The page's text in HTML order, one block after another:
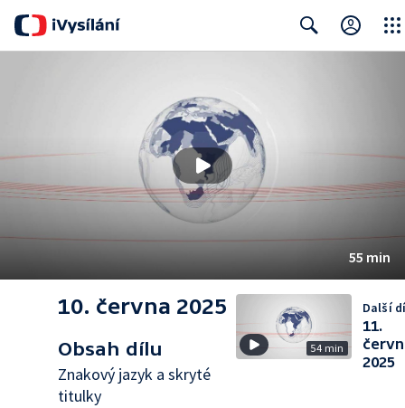
55 min
10. června 2025
Obsah dílu
Znakový jazyk a skryté
titulky
54 min
Další
11.
2025